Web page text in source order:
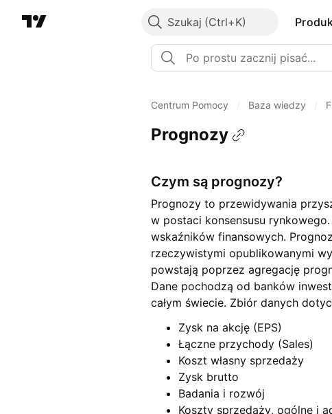
Szukaj
Centrum Pomocy Baza wiedzy
Prognozy
Czym są prognozy?
Prognozy to przewidywania
w postaci konsensusu
wskaźników finansowych.
rzeczywistymi opublikowanymi
powstają poprzez agregację
Dane pochodzą od banków
całym świecie. Zbiór danych
Zysk na akcję (EPS)
Łączne przychody (Sales)
Koszt własny sprzedaży
Zysk brutto
Badania i rozwój
Koszty sprzedaży, ogólne i